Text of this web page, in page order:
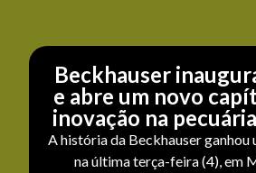
Beckhauser
e abre um novo
inovação na
A história da Beckhauser ganhou
na última terça-feira (4), em